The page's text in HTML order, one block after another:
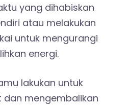
yang dihabiskan
atau melakukan
untuk mengurangi
energi.
lakukan untuk
dan mengembalikan